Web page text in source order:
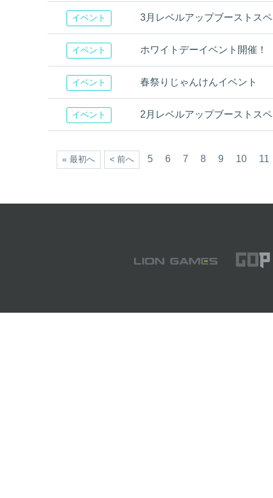
イベント 3月レベルアップブーストス
イベント ホワイトデーイベント開催！
イベント 春祭りじゃんけんイベント
イベント 2月レベルアップブーストス
« 最初へ < 前へ 5 6 7 8 9 10 11